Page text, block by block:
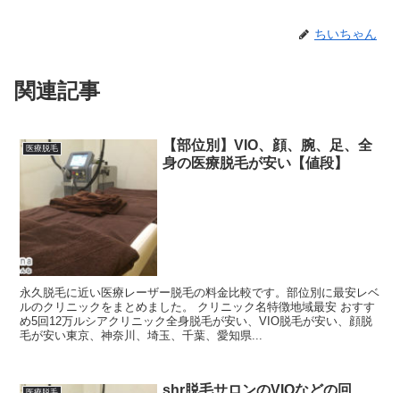
ちいちゃん
関連記事
医療脱毛
【部位別】VIO、顔、腕、足、全
身の医療脱毛が安い【値段】
永久脱毛に近い医療レーザー脱毛の料金比較です。部位別に最安レベ
ルのクリニックをまとめました。 クリニック名特徴地域最安 おすす
め5回12万ルシアクリニック全身脱毛が安い、VIO脱毛が安い、顔脱
毛が安い東京、神奈川、埼玉、千葉、愛知県...
shr脱毛サロンのVIOなどの回